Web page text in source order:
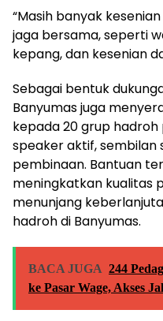
“Masih banyak
jaga bersama, seperti
kepang, dan kesenian
Sebagai bentuk
Banyumas juga
kepada 20 grup hadroh
speaker aktif, sembilan
pembinaan. Bantuan
meningkatkan kualitas
menunjang
hadroh di Banyumas.
BACA JUGA 244
ke Pasar Wage, Akses